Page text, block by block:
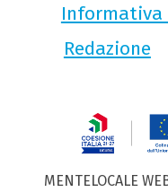
Informativa
Redazione
MENTELOCALE